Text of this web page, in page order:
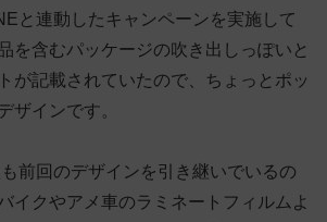
と連動したキャンペーンを実施して
を含むパッケージの吹き出しっぽいと
が記載されていたので、ちょっとポッ
ザインです。
前回のデザインを引き継いでいるの
イクやアメ車のラミネートフィルムよ